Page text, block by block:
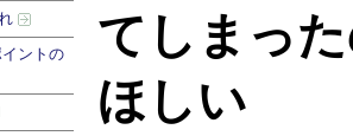
ントの
てしまっ
ほしい